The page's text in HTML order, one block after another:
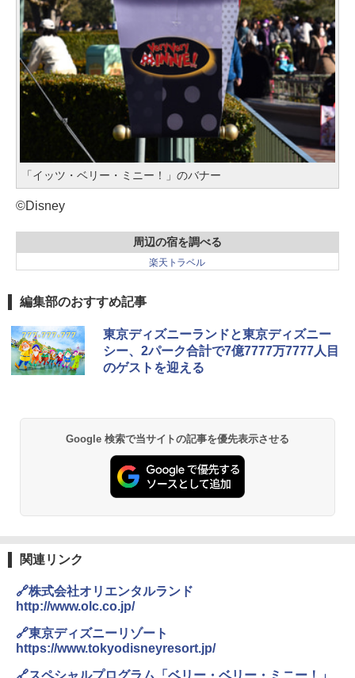
「イッツ・ベリー・ミニー！」のバナー
©Disney
周辺の宿を調べる
楽天トラベル
編集部のおすすめ記事
東京ディズニーランドと東京ディズニー
シー、2パーク合計で7億7777万7777人目
のゲストを迎える
Google 検索で当サイトの記事を優先表示させる
関連リンク
🔗株式会社オリエンタルランド
http://www.olc.co.jp/
🔗東京ディズニーリゾート
https://www.tokyodisneyresort.jp/
🔗スペシャルプログラム「ベリー・ベリー・ミニー！」